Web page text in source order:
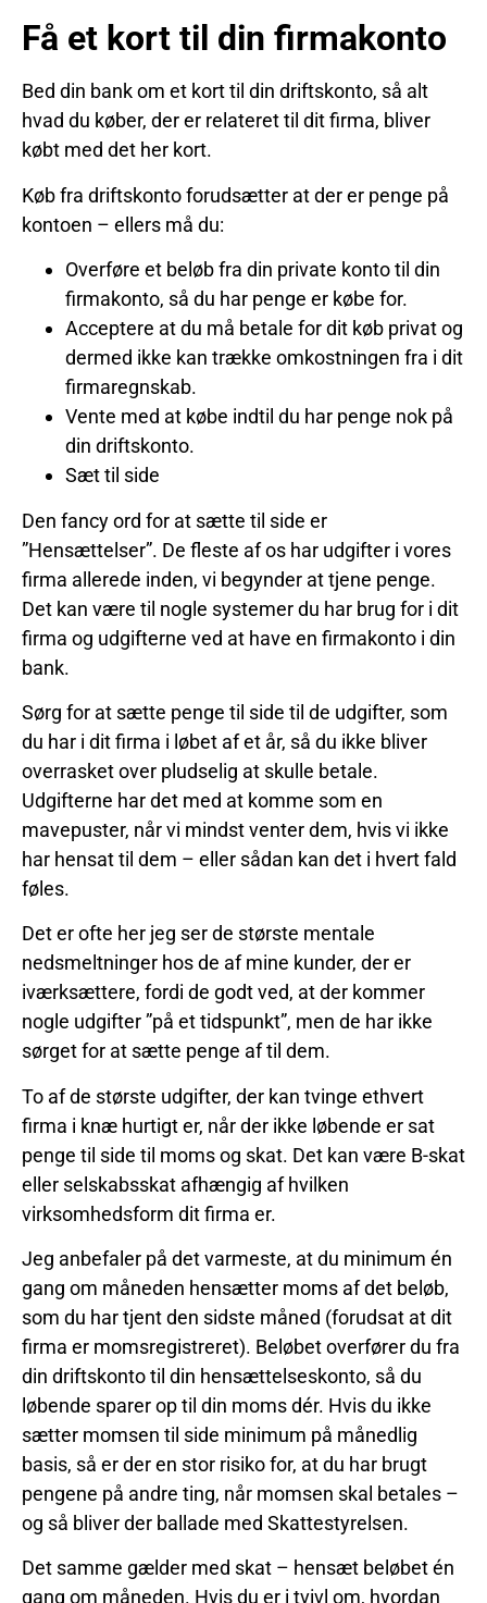
Få et kort til din firmakonto
Bed din bank om et kort til din driftskonto, så alt
hvad du køber, der er relateret til dit firma, bliver
købt med det her kort.
Køb fra driftskonto forudsætter at der er penge på
kontoen – ellers må du:
Overføre et beløb fra din private konto til din
firmakonto, så du har penge er købe for.
Acceptere at du må betale for dit køb privat og
dermed ikke kan trække omkostningen fra i dit
firmaregnskab.
Vente med at købe indtil du har penge nok på
din driftskonto.
Sæt til side
Den fancy ord for at sætte til side er
”Hensættelser”. De fleste af os har udgifter i vores
firma allerede inden, vi begynder at tjene penge.
Det kan være til nogle systemer du har brug for i dit
firma og udgifterne ved at have en firmakonto i din
bank.
Sørg for at sætte penge til side til de udgifter, som
du har i dit firma i løbet af et år, så du ikke bliver
overrasket over pludselig at skulle betale.
Udgifterne har det med at komme som en
mavepuster, når vi mindst venter dem, hvis vi ikke
har hensat til dem – eller sådan kan det i hvert fald
føles.
Det er ofte her jeg ser de største mentale
nedsmeltninger hos de af mine kunder, der er
iværksættere, fordi de godt ved, at der kommer
nogle udgifter ”på et tidspunkt”, men de har ikke
sørget for at sætte penge af til dem.
To af de største udgifter, der kan tvinge ethvert
firma i knæ hurtigt er, når der ikke løbende er sat
penge til side til moms og skat. Det kan være B-skat
eller selskabsskat afhængig af hvilken
virksomhedsform dit firma er.
Jeg anbefaler på det varmeste, at du minimum én
gang om måneden hensætter moms af det beløb,
som du har tjent den sidste måned (forudsat at dit
firma er momsregistreret). Beløbet overfører du fra
din driftskonto til din hensættelseskonto, så du
løbende sparer op til din moms dér. Hvis du ikke
sætter momsen til side minimum på månedlig
basis, så er der en stor risiko for, at du har brugt
pengene på andre ting, når momsen skal betales –
og så bliver der ballade med Skattestyrelsen.
Det samme gælder med skat – hensæt beløbet én
gang om måneden. Hvis du er i tvivl om, hvordan